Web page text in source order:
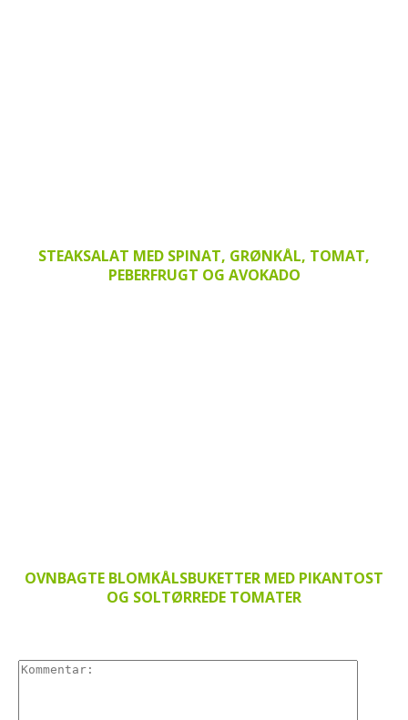
STEAKSALAT MED SPINAT, GRØNKÅL, TOMAT,
PEBERFRUGT OG AVOKADO
OVNBAGTE BLOMKÅLSBUKETTER MED PIKANTOST
OG SOLTØRREDE TOMATER